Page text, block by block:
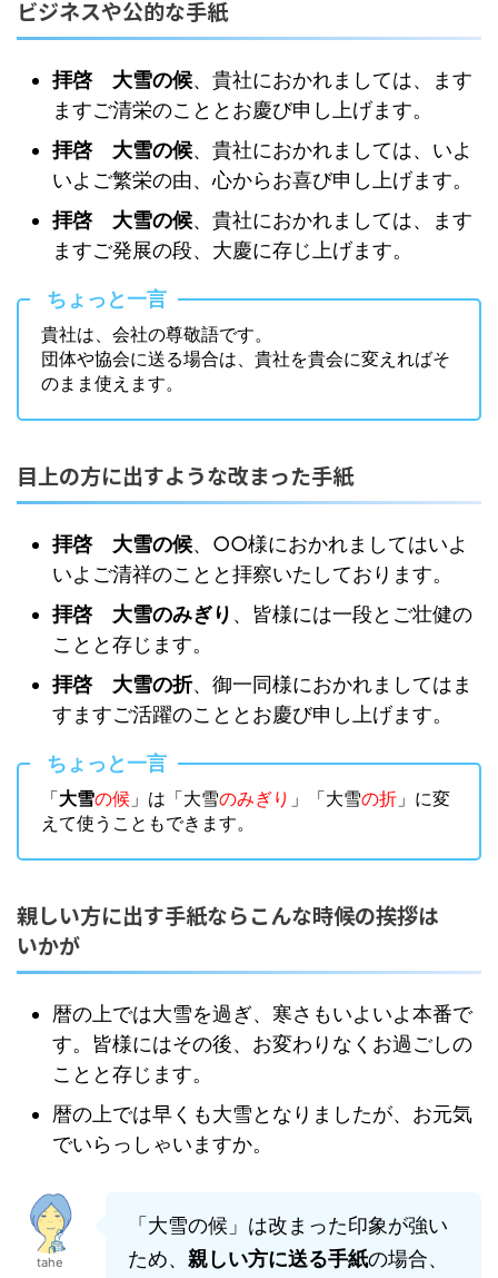
ビジネスや公的な手紙
拝啓 大雪の候、貴社におかれましては、ます
ますご清栄のこととお慶び申し上げます。
拝啓 大雪の候、貴社におかれましては、いよ
いよご繁栄の由、心からお喜び申し上げます。
拝啓 大雪の候、貴社におかれましては、ます
ますご発展の段、大慶に存じ上げます。
ちょっと一言
貴社は、会社の尊敬語です。
団体や協会に送る場合は、貴社を貴会に変えればそ
のまま使えます。
目上の方に出すような改まった手紙
拝啓 大雪の候、○○様におかれましてはいよ
いよご清祥のことと拝察いたしております。
拝啓 大雪のみぎり 、皆様には一段とご壮健の
ことと存じます。
拝啓 大雪の折、御一同様におかれましてはま
すますご活躍のこととお慶び申し上げます。
ちょっと一言
「大雪の候 」は「大雪のみぎり 」「大雪の折 」に変
えて使うこともできます。
親しい方に出す手紙ならこんな時候の挨拶は
いかが
暦の上では大雪を過ぎ、寒さもいよいよ本番で
す。皆様にはその後、お変わりなくお過ごしの
ことと存じます。
暦の上では早くも大雪となりましたが、お元気
でいらっしゃいますか。
tahe
「大雪の候」は改まった印象が強い
ため、 親しい方に送る手紙の場合、